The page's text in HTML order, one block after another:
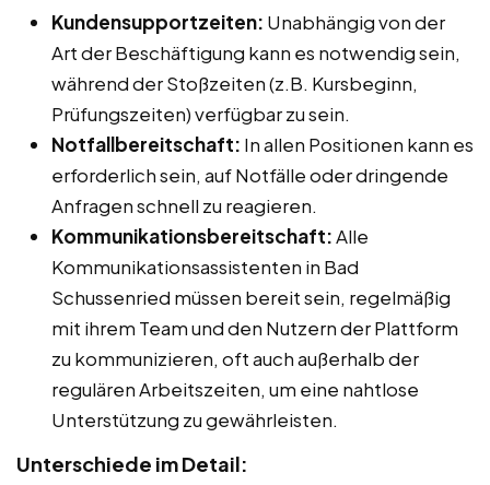
Kundensupportzeiten: Unabhängig von der
Art der Beschäftigung kann es notwendig sein,
während der Stoßzeiten (z.B. Kursbeginn,
Prüfungszeiten) verfügbar zu sein.
Notfallbereitschaft: In allen Positionen kann es
erforderlich sein, auf Notfälle oder dringende
Anfragen schnell zu reagieren.
Kommunikationsbereitschaft:Alle
Kommunikationsassistenten in Bad
Schussenried müssen bereit sein, regelmäßig
mit ihrem Team und den Nutzern der Plattform
zu kommunizieren, oft auch außerhalb der
regulären Arbeitszeiten, um eine nahtlose
Unterstützung zu gewährleisten.
Unterschiede im Detail: